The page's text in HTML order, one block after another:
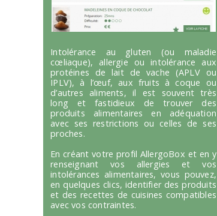
Intolérance au gluten (ou maladie
cœliaque), allergie ou intolérance aux
protéines de lait de vache (APLV ou
IPLV), à l’œuf, aux fruits à coque ou
d’autres aliments, il est souvent très
long et fastidieux de trouver des
produits alimentaires en adéquation
avec ses restrictions ou celles de ses
proches.
En créant votre profil AllergoBox et en y
renseignant vos allergies et vos
intolérances alimentaires, vous pouvez,
en quelques clics, identifier des produits
et des recettes de cuisines compatibles
avec vos contraintes.